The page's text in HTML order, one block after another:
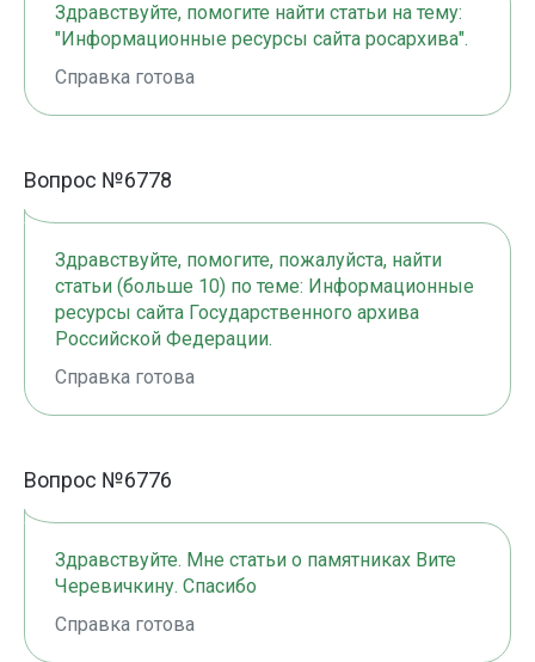
Здравствуйте, помогите найти статьи на тему:
"Информационные ресурсы сайта росархива".
Справка готова
Вопрос №6778
Здравствуйте, помогите, пожалуйста, найти
статьи (больше 10) по теме: Информационные
ресурсы сайта Государственного архива
Российской Федерации.
Справка готова
Вопрос №6776
Здравствуйте. Мне статьи о памятниках Вите
Черевичкину. Спасибо
Справка готова